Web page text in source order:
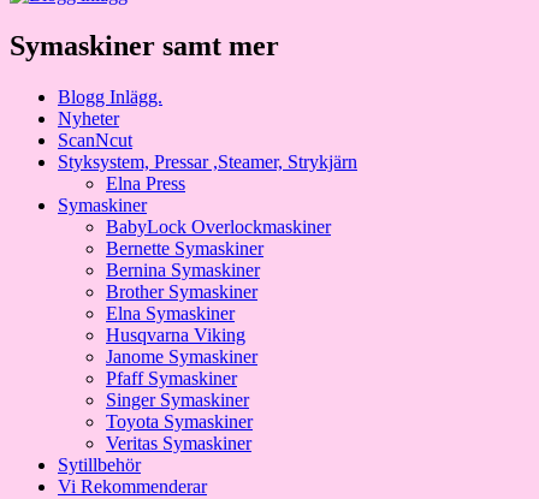
Symaskiner samt mer
Blogg Inlägg.
Nyheter
ScanNcut
Styksystem, Pressar ,Steamer, Strykjärn
Elna Press
Symaskiner
BabyLock Overlockmaskiner
Bernette Symaskiner
Bernina Symaskiner
Brother Symaskiner
Elna Symaskiner
Husqvarna Viking
Janome Symaskiner
Pfaff Symaskiner
Singer Symaskiner
Toyota Symaskiner
Veritas Symaskiner
Sytillbehör
Vi Rekommenderar